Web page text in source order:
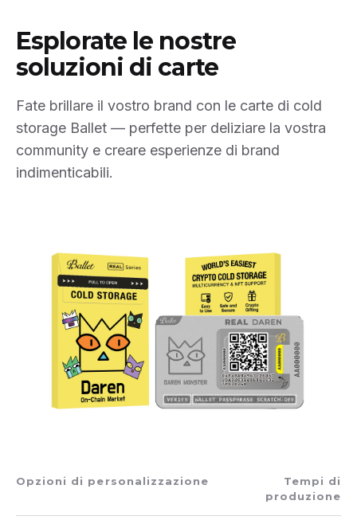
Esplorate le nostre
soluzioni di carte
Fate brillare il vostro brand con le carte di cold
storage Ballet — perfette per deliziare la vostra
community e creare esperienze di brand
indimenticabili.
Opzioni di personalizzazione
Tempi di
produzione